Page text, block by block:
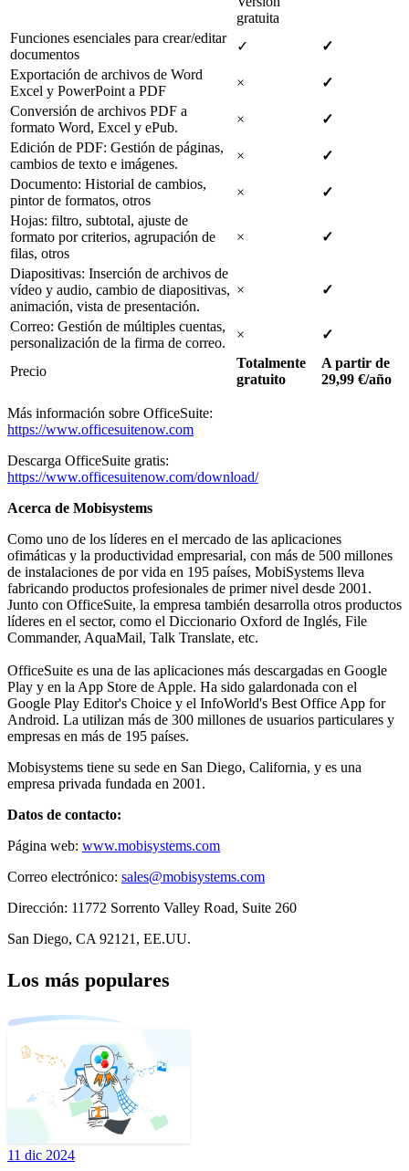
gratuita
Funciones esenciales para crear/editar
documentos
✓
✓
Exportación de archivos de Word
Excel y PowerPoint a PDF
×
✓
Conversión de archivos PDF a
formato Word, Excel y ePub.
×
✓
Edición de PDF: Gestión de páginas,
cambios de texto e imágenes.
×
✓
Documento: Historial de cambios,
pintor de formatos, otros
×
✓
Hojas: filtro, subtotal, ajuste de
formato por criterios, agrupación de
filas, otros
× ✓
Diapositivas: Inserción de archivos de
vídeo y audio, cambio de diapositivas,
animación, vista de presentación.
× ✓
Correo: Gestión de múltiples cuentas,
personalización de la firma de correo.
× ✓
Precio
Totalmente
gratuito
A partir de
29,99 €/año
Más información sobre OfficeSuite:
https://www.officesuitenow.com
Descarga OfficeSuite gratis:
https://www.officesuitenow.com/download/
Acerca de Mobisystems
Como uno de los líderes en el mercado de las aplicaciones
ofimáticas y la productividad empresarial, con más de 500 millones
de instalaciones de por vida en 195 países, MobiSystems lleva
fabricando productos profesionales de primer nivel desde 2001.
Junto con OfficeSuite, la empresa también desarrolla otros productos
líderes en el sector, como el Diccionario Oxford de Inglés, File
Commander, AquaMail, Talk Translate, etc.
OfficeSuite es una de las aplicaciones más descargadas en Google
Play y en la App Store de Apple. Ha sido galardonada con el
Google Play Editor's Choice y el InfoWorld's Best Office App for
Android. La utilizan más de 300 millones de usuarios particulares y
empresas en más de 195 países.
Mobisystems tiene su sede en San Diego, California, y es una
empresa privada fundada en 2001.
Datos de contacto:
Página web: www.mobisystems.com
Correo electrónico: sales@mobisystems.com
Dirección: 11772 Sorrento Valley Road, Suite 260
San Diego, CA 92121, EE.UU.
Los más populares
11 dic 2024